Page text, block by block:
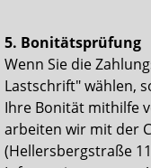
5. Bonitätsprüfung
Wenn Sie die
Lastschrift" wählen,
Ihre Bonität mithilfe
arbeiten wir mit der
(Hellersbergstraße